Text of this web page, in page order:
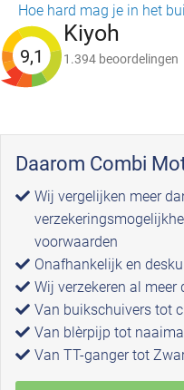
Hoe hard mag je in het
9,1
Kiyoh
1.394 beoordelingen
Daarom Combi
Wij vergelijken meer
voorwaarden
Onafhankelijk en
Wij verzekeren al
Van buikschuivers tot
Van blèrpijp tot
Van TT-ganger tot